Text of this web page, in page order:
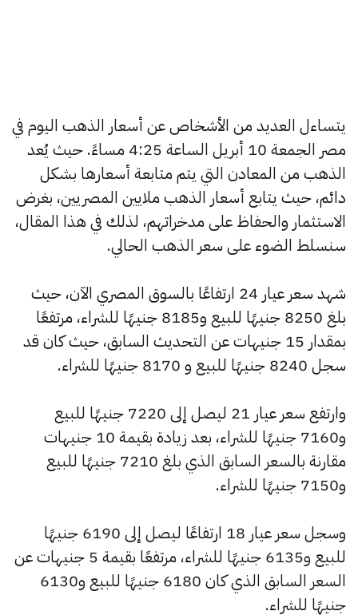
يتساءل العديد من الأشخاص عن أسعار الذهب اليوم في
مصر الجمعة 10 أبريل الساعة 4:25 مساءً. حيث يُعد
الذهب من المعادن التي يتم متابعة أسعارها بشكل
دائم، حيث يتابع أسعار الذهب ملايين المصريين، بغرض
الاستثمار والحفاظ على مدخراتهم، لذلك في هذا المقال،
سنسلط الضوء على سعر الذهب الحالي.
شهد سعر عيار 24 ارتفاعًا بالسوق المصري الآن، حيث
بلغ 8250 جنيهًا للبيع و8185 جنيهًا للشراء، مرتفعًا
بمقدار 15 جنيهات عن التحديث السابق، حيث كان قد
سجل 8240 جنيهًا للبيع و 8170 جنيهًا للشراء.
وارتفع سعر عيار 21 ليصل إلى 7220 جنيهًا للبيع
و7160 جنيهًا للشراء، بعد زيادة بقيمة 10 جنيهات
مقارنة بالسعر السابق الذي بلغ 7210 جنيهًا للبيع
و7150 جنيهًا للشراء.
وسجل سعر عيار 18 ارتفاعًا ليصل إلى 6190 جنيهًا
للبيع و6135 جنيهًا للشراء، مرتفعًا بقيمة 5 جنيهات عن
السعر السابق الذي كان 6180 جنيهًا للبيع و6130
جنيهًا للشراء.